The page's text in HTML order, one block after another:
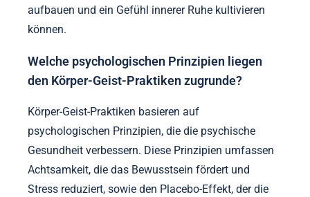
aufbauen und ein Gefühl innerer Ruhe kultivieren
können.
Welche psychologischen Prinzipien liegen
den Körper-Geist-Praktiken zugrunde?
Körper-Geist-Praktiken basieren auf
psychologischen Prinzipien, die die psychische
Gesundheit verbessern. Diese Prinzipien umfassen
Achtsamkeit, die das Bewusstsein fördert und
Stress reduziert, sowie den Placebo-Effekt, der die